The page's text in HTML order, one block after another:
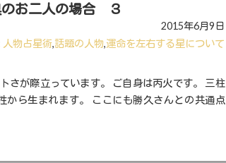
お二人の場合 ３
2015年6月9日
人物占星術,話題の人物,運命を左右する星について
さが際立っています。 ご自身は丙火です。 三柱
から生まれます。 ここにも勝久さんとの共通点